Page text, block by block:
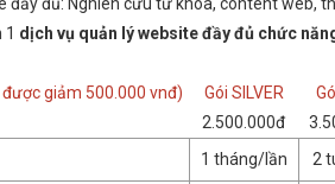
dịch vụ quản lý website đầy đủ chức
được giảm 500.000 vnđ) Gói SILVER
2.500.000đ
1 tháng/lần 2